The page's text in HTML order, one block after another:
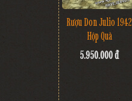
Rượu Don Julio 1942
Hộp Quà
5.950.000 đ